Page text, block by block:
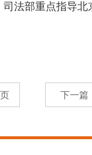
法部重点指导